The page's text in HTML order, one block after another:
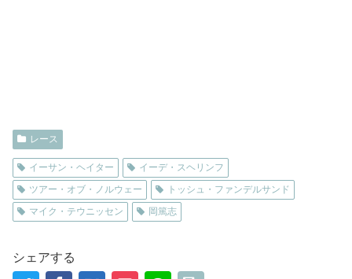
レース
イーサン・ヘイター
イーデ・スヘリンフ
ツアー・オブ・ノルウェー
トッシュ・ファンデルサンド
マイク・テウニッセン
岡篤志
シェアする